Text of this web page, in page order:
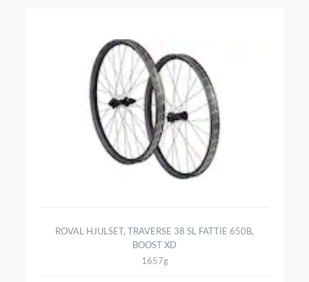
ROVAL HJULSET, TRAVERSE 38 SL FATTIE 650B,
BOOST XD
1657g